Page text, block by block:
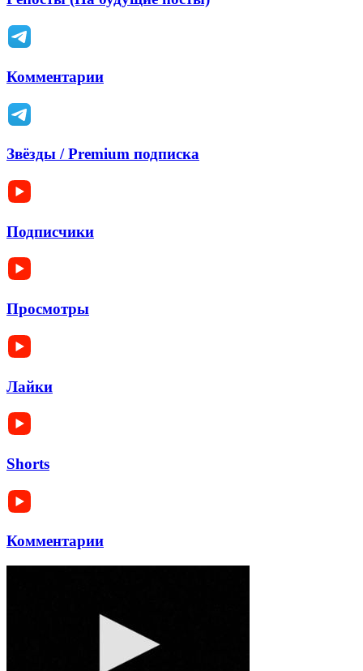
Комментарии
Звёзды / Premium подписка
Подписчики
Просмотры
Лайки
Shorts
Комментарии